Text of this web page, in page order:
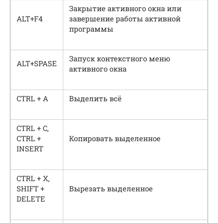
ALT+F4
Закрытие активного окна или
завершение работы активной
программы
ALT+SPASE
Запуск контекстного меню
активного окна
CTRL + A Выделить всё
CTRL + C,
CTRL +
INSERT
Копировать выделенное
CTRL + X,
SHIFT +
DELETE
Вырезать выделенное